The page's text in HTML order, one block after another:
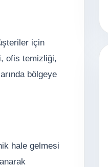
için
ofis temizliği,
bölgeye
hale gelmesi